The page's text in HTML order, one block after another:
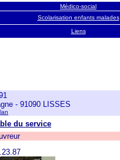
Médico-social
Scolarisation enfants malades
Liens
- 91090 LISSES
du service